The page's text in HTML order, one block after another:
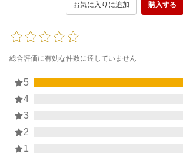
お気に入りに追加 購入する
総合評価に有効な件数に達していません
5
4
3
2
1